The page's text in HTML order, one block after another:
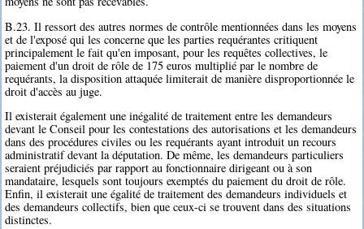
B.23. Il ressort des autres normes de contrôle mentionnées dans les moyens
et de l'exposé qui les concerne que les parties requérantes critiquent
principalement le fait qu'en imposant, pour les requêtes collectives, le
paiement d'un droit de rôle de 175 euros multiplié par le nombre de
requérants, la disposition attaquée limiterait de manière disproportionnée le
droit d'accès au juge.
Il existerait également une inégalité de traitement entre les demandeurs
devant le Conseil pour les contestations des autorisations et les demandeurs
dans des procédures civiles ou les requérants ayant introduit un recours
administratif devant la députation. De même, les demandeurs particuliers
seraient préjudiciés par rapport au fonctionnaire dirigeant ou à son
mandataire, lesquels sont toujours exemptés du paiement du droit de rôle.
Enfin, il existerait une égalité de traitement des demandeurs individuels et
des demandeurs collectifs, bien que ceux-ci se trouvent dans des situations
distinctes.